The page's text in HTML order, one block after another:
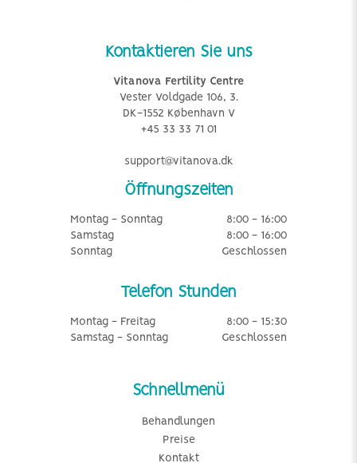
Kontaktieren Sie uns
Vitanova Fertility Centre
Vester Voldgade 106, 3.
DK-1552 København V
+45 33 33 71 01
support@vitanova.dk
Öffnungszeiten
Montag - Sonntag
8:00 - 16:00
Samstag
8:00 - 16:00
Sonntag
Geschlossen
Telefon Stunden
Montag - Freitag
8:00 - 15:30
Samstag - Sonntag
Geschlossen
Schnellmenü
Behandlungen
Preise
Kontakt